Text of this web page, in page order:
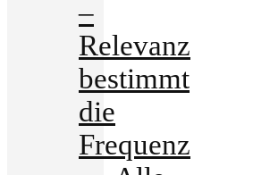
–
Relevanz
bestimmt
die
Frequenz